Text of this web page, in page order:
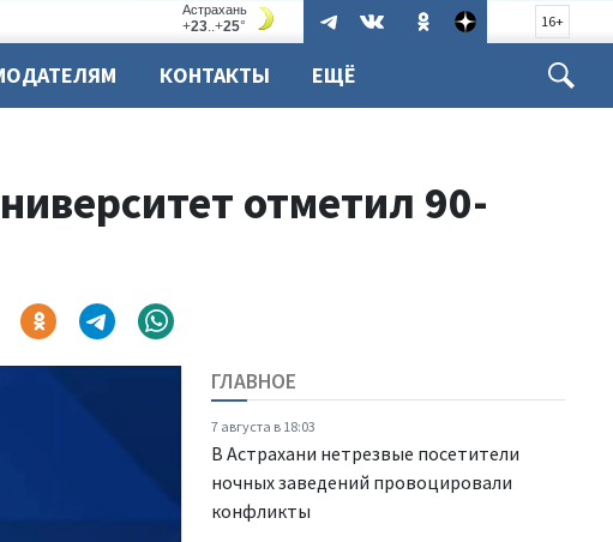
16+
КОНТАКТЫ ЕЩЁ
отметил 90-
ГЛАВНОЕ
7 августа в 18:03
В Астрахани нетрезвые посетители
ночных заведений провоцировали
конфликты